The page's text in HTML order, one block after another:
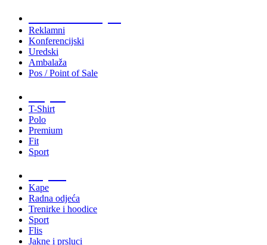
Reklamni
Konferencijski
Uredski
Ambalaža
Pos / Point of Sale
T-Shirt
Polo
Premium
Fit
Sport
Kape
Radna odjeća
Trenirke i hoodice
Sport
Flis
Jakne i prsluci